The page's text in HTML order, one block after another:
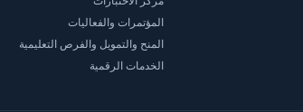
المؤتمرات والفعاليات
المنح والتمويل والفرص التعليمية
الخدمات الرقمية